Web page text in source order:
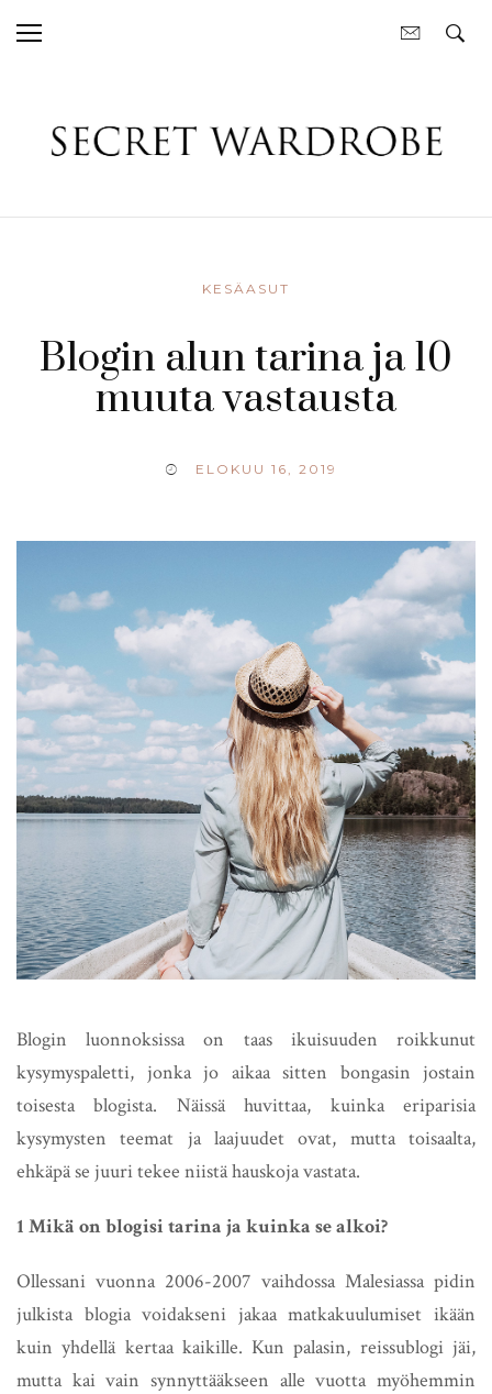
KESÄASUT
Blogin alun tarina ja 10
muuta vastausta
ELOKUU 16, 2019
Blogin luonnoksissa on taas ikuisuuden roikkunut
kysymyspaletti, jonka jo aikaa sitten bongasin jostain
toisesta blogista. Näissä huvittaa, kuinka eriparisia
kysymysten teemat ja laajuudet ovat, mutta toisaalta,
ehkäpä se juuri tekee niistä hauskoja vastata.
1 Mikä on blogisi tarina ja kuinka se alkoi?
Ollessani vuonna 2006-2007 vaihdossa Malesiassa pidin
julkista blogia voidakseni jakaa matkakuulumiset ikään
kuin yhdellä kertaa kaikille. Kun palasin, reissublogi jäi,
mutta kai vain synnyttääkseen alle vuotta myöhemmin